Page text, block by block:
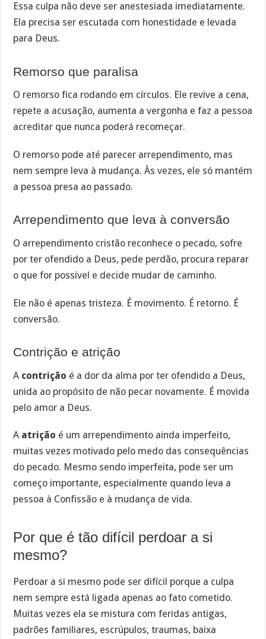
Essa culpa não deve ser anestesiada imediatamente.
Ela precisa ser escutada com honestidade e levada
para Deus.
Remorso que paralisa
O remorso fica rodando em círculos. Ele revive a cena,
repete a acusação, aumenta a vergonha e faz a pessoa
acreditar que nunca poderá recomeçar.
O remorso pode até parecer arrependimento, mas
nem sempre leva à mudança. Às vezes, ele só mantém
a pessoa presa ao passado.
Arrependimento que leva à conversão
O arrependimento cristão reconhece o pecado, sofre
por ter ofendido a Deus, pede perdão, procura reparar
o que for possível e decide mudar de caminho.
Ele não é apenas tristeza. É movimento. É retorno. É
conversão.
Contrição e atrição
A contrição é a dor da alma por ter ofendido a Deus,
unida ao propósito de não pecar novamente. É movida
pelo amor a Deus.
A atrição é um arrependimento ainda imperfeito,
muitas vezes motivado pelo medo das consequências
do pecado. Mesmo sendo imperfeita, pode ser um
começo importante, especialmente quando leva a
pessoa à Confissão e à mudança de vida.
Por que é tão difícil perdoar a si
mesmo?
Perdoar a si mesmo pode ser difícil porque a culpa
nem sempre está ligada apenas ao fato cometido.
Muitas vezes ela se mistura com feridas antigas,
padrões familiares, escrúpulos, traumas, baixa